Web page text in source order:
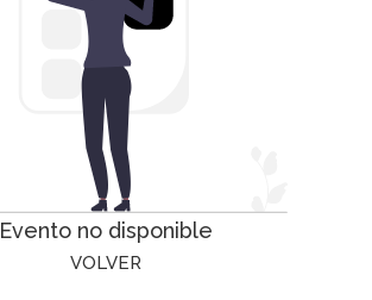
Evento no disponible
VOLVER